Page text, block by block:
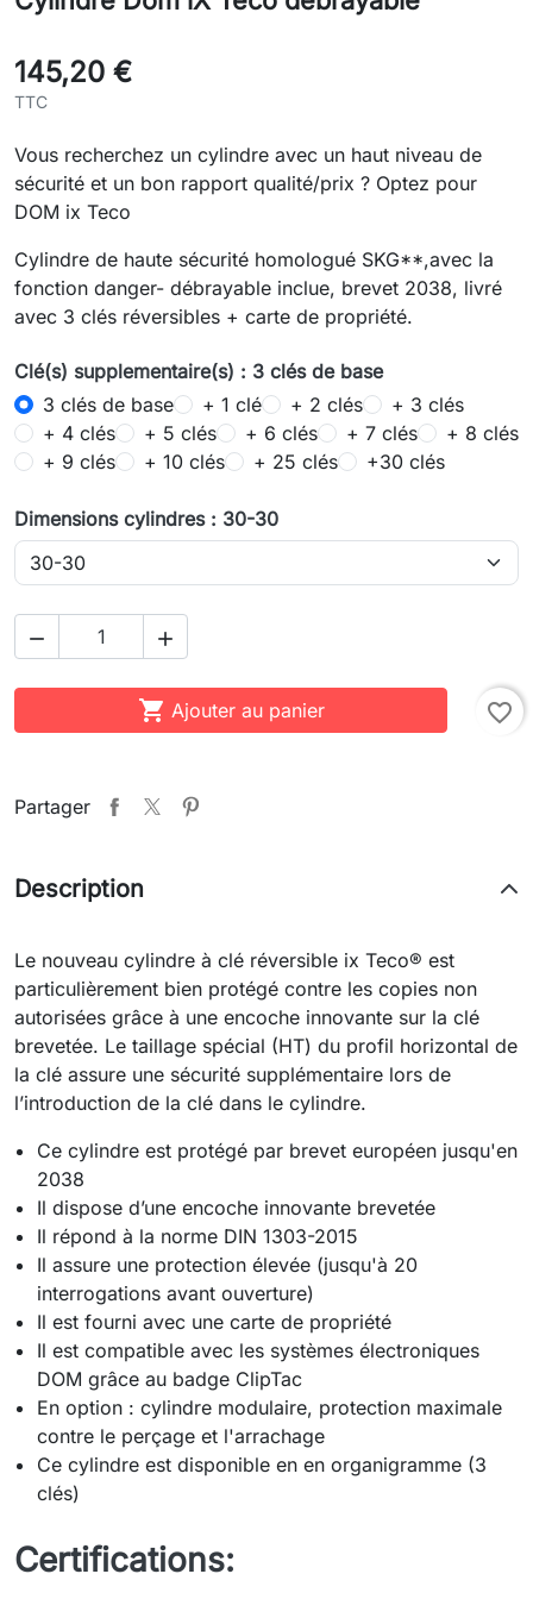
145,20 €
TTC
Vous recherchez un cylindre avec un haut niveau de
sécurité et un bon rapport qualité/prix ? Optez pour
DOM ix Teco
Cylindre de haute sécurité homologué SKG**,avec la
fonction danger- débrayable inclue, brevet 2038, livré
avec 3 clés réversibles + carte de propriété.
Clé(s) supplementaire(s) : 3 clés de base
3 clés de base
+ 1 clé + 2 clés
+ 3 clés
+ 4 clés
+ 5 clés + 6 clés + 7 clés
+ 8 clés
+ 9 clés
+ 10 clés + 25 clés +30 clés
Dimensions cylindres : 30-30
 
 Ajouter au panier favorite_border
Partager
Description
Le nouveau cylindre à clé réversible ix Teco® est
particulièrement bien protégé contre les copies non
autorisées grâce à une encoche innovante sur la clé
brevetée. Le taillage spécial (HT) du profil horizontal de
la clé assure une sécurité supplémentaire lors de
l’introduction de la clé dans le cylindre.
Ce cylindre est protégé par brevet européen jusqu'en
2038
Il dispose d’une encoche innovante brevetée
Il répond à la norme DIN 1303-2015
Il assure une protection élevée (jusqu'à 20
interrogations avant ouverture)
Il est fourni avec une carte de propriété
Il est compatible avec les systèmes électroniques
DOM grâce au badge ClipTac
En option : cylindre modulaire, protection maximale
contre le perçage et l'arrachage
Ce cylindre est disponible en en organigramme (3
clés)
Certifications: